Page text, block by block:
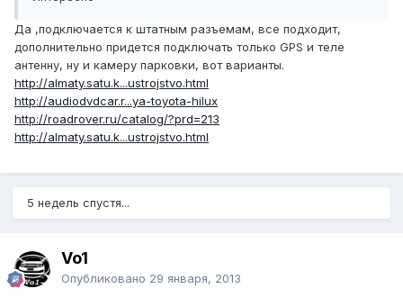
Да ,подключается к штатным разъемам, все подходит,
дополнительно придется подключать только GPS и теле
антенну, ну и камеру парковки, вот варианты.
http://almaty.satu.k...ustrojstvo.html
http://audiodvdcar.r...ya-toyota-hilux
http://roadrover.ru/catalog/?prd=213
http://almaty.satu.k...ustrojstvo.html
5 недель спустя...
Vo1
Опубликовано 29 января, 2013